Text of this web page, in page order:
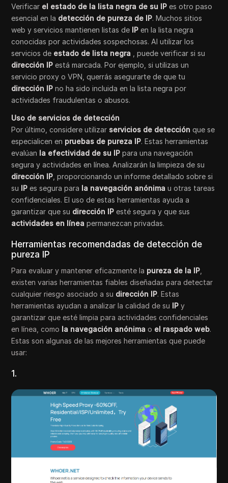
Verificar el estado de la lista negra de su IP es otro paso
esencial en la detección de pureza de IP. Muchos sitios
web y servicios mantienen listas de IP en la lista negra
conocidas por actividades sospechosas. Al utilizar los
servicios de estado de lista negra , puede verificar si su
dirección IP está marcada. Por ejemplo, si utilizas un
servicio proxy o VPN, querrás asegurarte de que tu
dirección IP no ha sido incluida en la lista negra por
actividades fraudulentas o abusos.
Uso de servicios de detección
Por último, considere utilizar servicios de detección que se
especialicen en pruebas de pureza IP. Estas herramientas
evalúan la efectividad de su IP para una navegación
segura y actividades en línea. Analizarán la limpieza de su
dirección IP , proporcionando un informe detallado sobre si
su IP es segura para la navegación anónima u otras tareas
confidenciales. El uso de estas herramientas ayuda a
garantizar que su dirección IP esté segura y que sus
actividades en línea permanezcan privadas.
Herramientas recomendadas de detección de
pureza IP
Para evaluar y mantener eficazmente la pureza de la IP
existen varias herramientas fiables diseñadas para detectar
cualquier riesgo asociado a su dirección IP. Estas
herramientas ayudan a analizar la calidad de su IP y
garantizar que esté limpia para actividades confidenciales
en línea, como la navegación anónima o el raspado web.
Estas son algunas de las mejores herramientas que puede
usar:
1.